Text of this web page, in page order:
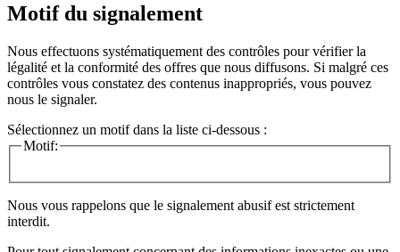
Motif du signalement
Nous effectuons systématiquement des contrôles pour vérifier la
légalité et la conformité des offres que nous diffusons. Si malgré ces
contrôles vous constatez des contenus inappropriés, vous pouvez
nous le signaler.
Sélectionnez un motif dans la liste ci-dessous :
Motif:
Nous vous rappelons que le signalement abusif est strictement
interdit.